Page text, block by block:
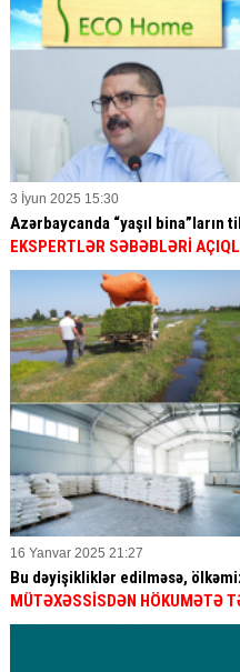
3 İyun 2025 15:30
Azərbaycanda “yaşıl bina”ların
EKSPERTLƏR SƏBƏBLƏRİ
16 Yanvar 2025 21:27
Bu dəyişikliklər edilməsə,
MÜTƏXƏSSİSDƏN HÖKUMƏTƏ